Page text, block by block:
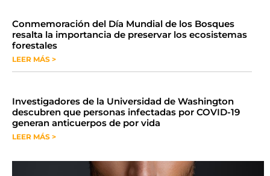
Conmemoración del Día Mundial de los Bosques
resalta la importancia de preservar los ecosistemas
forestales
LEER MÁS >
Investigadores de la Universidad de Washington
descubren que personas infectadas por COVID-19
generan anticuerpos de por vida
LEER MÁS >